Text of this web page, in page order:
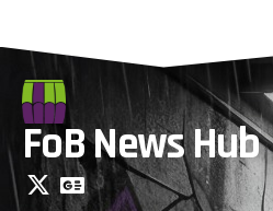
FoB News Hub